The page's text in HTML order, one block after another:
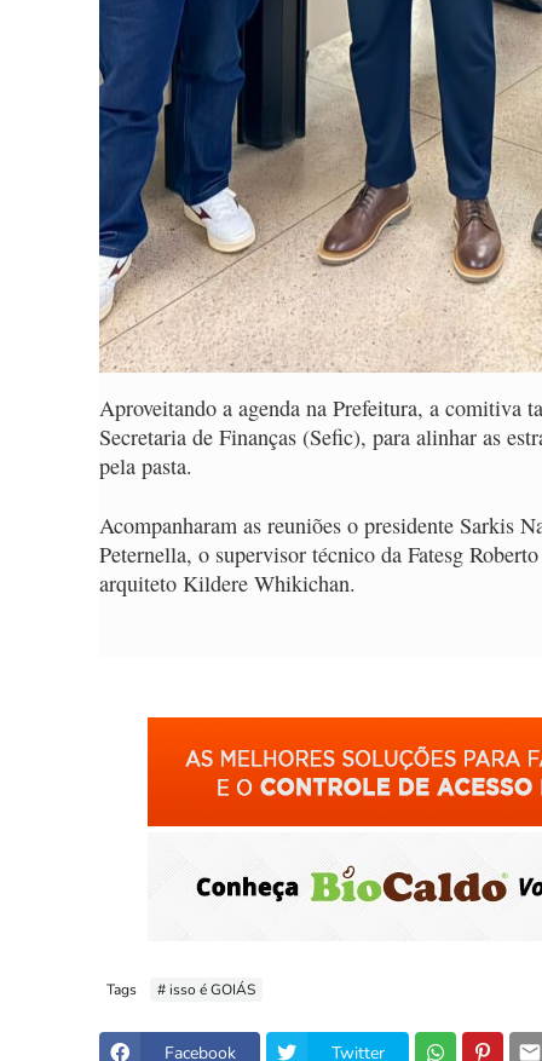
Aproveitando a agenda na Prefeitura, a comitiva
Secretaria de Finanças (Sefic), para alinhar as
pela pasta.
Acompanharam as reuniões o presidente Sarkis
Peternella, o supervisor técnico da Fatesg
arquiteto Kildere Whikichan.
Tags # isso é GOIÁS
Facebook Twitter